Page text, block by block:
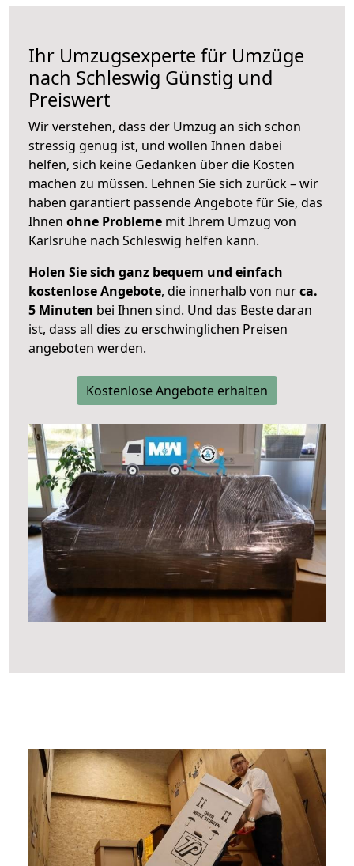
Ihr Umzugsexperte für Umzüge
nach Schleswig Günstig und
Preiswert
Wir verstehen, dass der Umzug an sich schon
stressig genug ist, und wollen Ihnen dabei
helfen, sich keine Gedanken über die Kosten
machen zu müssen. Lehnen Sie sich zurück – wir
haben garantiert passende Angebote für Sie, das
Ihnen ohne Probleme mit Ihrem Umzug von
Karlsruhe nach Schleswig helfen kann.
Holen Sie sich ganz bequem und einfach
kostenlose Angebote, die innerhalb von nurca.
5 Minuten bei Ihnen sind. Und das Beste daran
ist, dass all dies zu erschwinglichen Preisen
angeboten werden.
Kostenlose Angebote erhalten